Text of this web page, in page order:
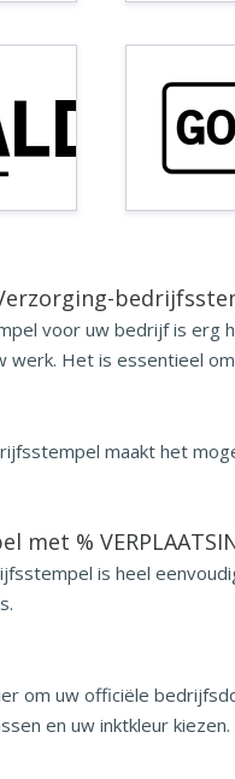
voor uw bedrijf is
Het is essentieel
maakt het
met %
is heel
om uw officiële
en uw inktkleur